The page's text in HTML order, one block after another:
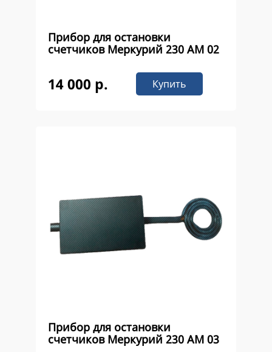
Прибор для остановки
счетчиков Меркурий 230 AM 02
14 000 р. Купить
Прибор для остановки
счетчиков Меркурий 230 AM 03